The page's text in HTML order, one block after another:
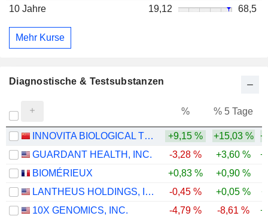
10 Jahre
19,12 68,5
Mehr Kurse
Diagnostische & Testsubstanzen
% % 5 Tage
INNOVITA BIOLOGICAL TECHNOLOGY CO., LTD. +9,15 % +15,03 %
GUARDANT HEALTH, INC.
-3,28 % +3,60 %
BIOMÉRIEUX
+0,83 % +0,90 %
LANTHEUS HOLDINGS, INC.
-0,45 % +0,05 %
10X GENOMICS, INC.
-4,79 % -8,61 %